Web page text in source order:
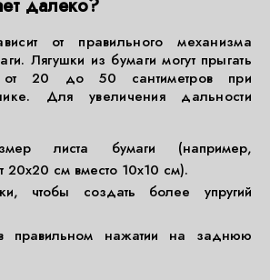
далеко?
от правильного механизма
Лягушки из бумаги могут прыгать
от 20 до 50 сантиметров при
Для увеличения дальности
листа бумаги (например,
20x20 см вместо 10x10 см).
чтобы создать более упругий
в правильном нажатии на заднюю